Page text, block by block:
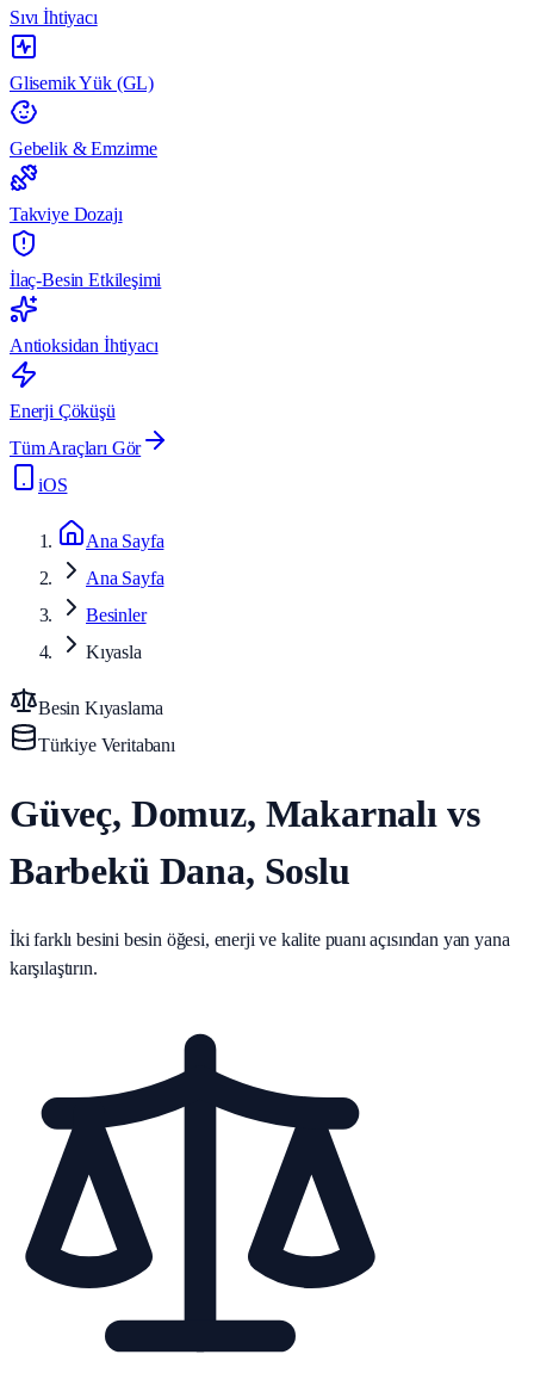
Sıvı İhtiyacı
Glisemik Yük (GL)
Gebelik & Emzirme
Takviye Dozajı
İlaç-Besin Etkileşimi
Antioksidan İhtiyacı
Enerji Çöküşü
Tüm Araçları Gör
iOS
Ana Sayfa
Ana Sayfa
Besinler
Kıyasla
Besin Kıyaslama
Türkiye Veritabanı
Güveç, Domuz, Makarnalı vs
Barbekü Dana, Soslu
İki farklı besini besin öğesi, enerji ve kalite puanı açısından yan yana
karşılaştırın.